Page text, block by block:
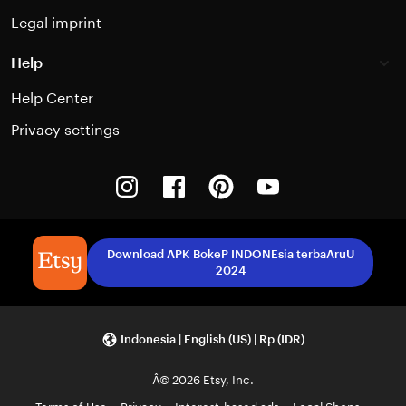
Legal imprint
Help
Help Center
Privacy settings
InstagramFacebookPinterest
Download APK BokeP INDONEsia terbaAruU
2024
Indonesia | English (US) | Rp (IDR)
Â© 2026 Etsy, Inc.